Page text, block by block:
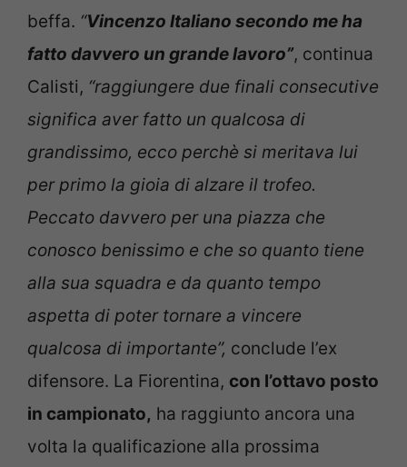
beffa. “Vincenzo Italiano secondo me ha
fatto davvero un grande lavoro”, continua
Calisti, “raggiungere due finali consecutive
significa aver fatto un qualcosa di
grandissimo, ecco perchè si meritava lui
per primo la gioia di alzare il trofeo.
Peccato davvero per una piazza che
conosco benissimo e che so quanto tiene
alla sua squadra e da quanto tempo
aspetta di poter tornare a vincere
qualcosa di importante”, conclude l’ex
difensore. La Fiorentina, con l’ottavo posto
in campionato, ha raggiunto ancora una
volta la qualificazione alla prossima